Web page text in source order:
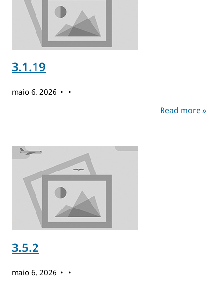
3.1.19
maio 6, 2026
Read more »
3.5.2
maio 6, 2026